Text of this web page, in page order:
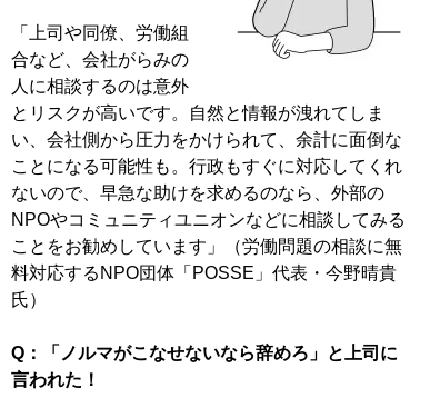
「上司や同僚、労働組
合など、会社がらみの
人に相談するのは意外
とリスクが高いです。自然と情報が洩れてしま
い、会社側から圧力をかけられて、余計に面倒な
ことになる可能性も。行政もすぐに対応してくれ
ないので、早急な助けを求めるのなら、外部の
NPOやコミュニティユニオンなどに相談してみる
ことをお勧めしています」（労働問題の相談に無
料対応するNPO団体「POSSE」代表・今野晴貴
氏）
Q：「ノルマがこなせないなら辞めろ」と上司に
言われた！